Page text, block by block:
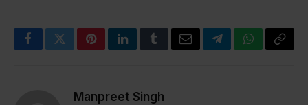
FacebookTwitterPinterestLinkedInTumblrEmailTelegramWhatsApp
Copy
Manpreet Singh